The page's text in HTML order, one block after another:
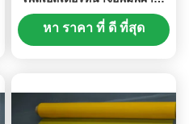
ข่าย 91 ไมครอนความ
ตึงเครียดสูง
หา ราคา ที่ ดี ที่สุด